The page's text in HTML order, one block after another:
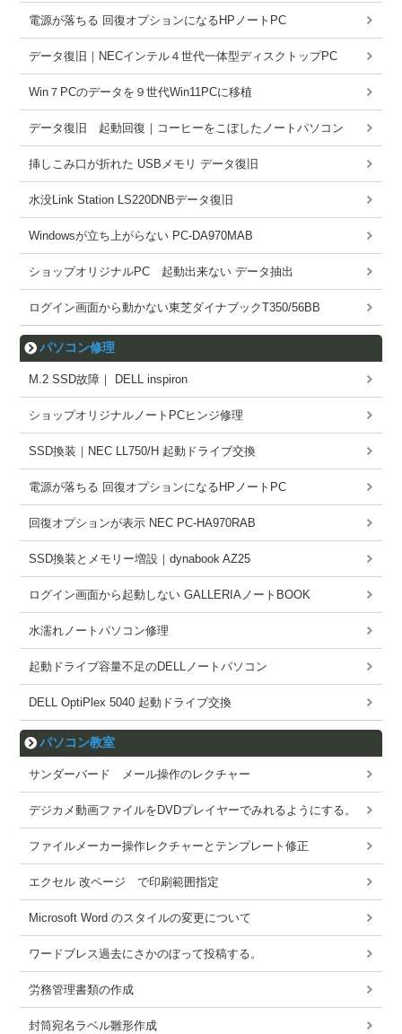
電源が落ちる 回復オプションになるHPノートPC
データ復旧｜NECインテル４世代一体型ディスクトップPC
Win７PCのデータを９世代Win11PCに移植
データ復旧 起動回復｜コーヒーをこぼしたノートパソコン
挿しこみ口が折れた USBメモリ データ復旧
水没Link Station LS220DNBデータ復旧
Windowsが立ち上がらない PC-DA970MAB
ショップオリジナルPC 起動出来ない データ抽出
ログイン画面から動かない東芝ダイナブックT350/56BB
パソコン修理
M.2 SSD故障｜ DELL inspiron
ショップオリジナルノートPCヒンジ修理
SSD換装｜NEC LL750/H 起動ドライブ交換
電源が落ちる 回復オプションになるHPノートPC
回復オプションが表示 NEC PC-HA970RAB
SSD換装とメモリー増設｜dynabook AZ25
ログイン画面から起動しない GALLERIAノートBOOK
水濡れノートパソコン修理
起動ドライブ容量不足のDELLノートパソコン
DELL OptiPlex 5040 起動ドライブ交換
パソコン教室
サンダーバード メール操作のレクチャー
デジカメ動画ファイルをDVDプレイヤーでみれるようにする。
ファイルメーカー操作レクチャーとテンプレート修正
エクセル 改ページ で印刷範囲指定
Microsoft Word のスタイルの変更について
ワードブレス過去にさかのぼって投稿する。
労務管理書類の作成
封筒宛名ラベル雛形作成